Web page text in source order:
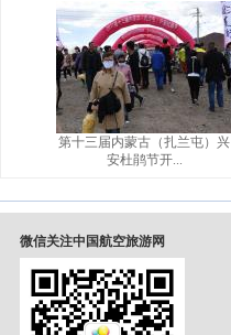
第十三届内蒙古（扎兰屯）兴
安杜鹃节开...
微信关注中国航空旅游网